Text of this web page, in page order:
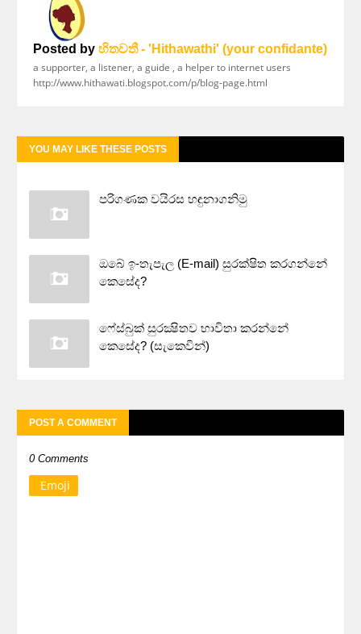
Posted by හිතවතී - 'Hithawathi' (your confidante)
a supporter, a listener, a guide , a helper to internet users
http://www.hithawati.blogspot.com/p/blog-page.html
YOU MAY LIKE THESE POSTS
පරිගණක වයිරස හඳුනාගනිමු
ඔබේ ඉ-තැපැල (E-mail) සුරක්ෂිත කරගන්නේ
කෙසේද?
ෆේස්බුක් සුරක්‍ෂිතව භාවිතා කරන්නේ
කෙසේද? (සැකෙවින්)
POST A COMMENT
0 Comments
Emoji